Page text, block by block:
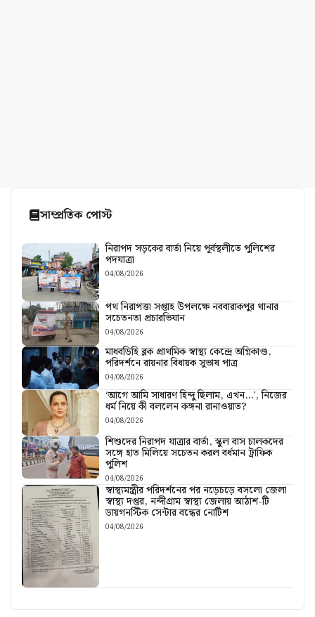
সাম্প্রতিক পোস্ট
নিরাপদ সড়কের বার্তা নিয়ে পূর্বস্থলীতে পুলিশের
পদযাত্রা
04/08/2026
পথ নিরাপত্তা সপ্তাহ উপলক্ষে নববারাকপুর থানার
সচেতনতা প্রচারভিযান
04/08/2026
মাধবডিহি ব্লক প্রাথমিক স্বাস্থ্য কেন্দ্রে অগ্নিকাণ্ড,
পরিদর্শনে রায়নার বিধায়ক সুভাষ পাত্র
04/08/2026
‘আগে আমি সাধারণ হিন্দু ছিলাম, এখন…’, নিজের
ধর্ম নিয়ে কী বললেন কঙ্গনা রানাওয়াত?
04/08/2026
শিশুদের নিরাপদ যাত্রার বার্তা, স্কুল বাস চালকদের
সঙ্গে হাত মিলিয়ে সচেতন করল বর্ধমান ট্রাফিক
পুলিশ
04/08/2026
স্বাস্থ্যমন্ত্রীর পরিদর্শনের পর নড়েচড়ে বসলো জেলা
স্বাস্থ্য দপ্তর, নন্দীগ্রাম স্বাস্থ্য জেলায় আঠাশ-টি
ডায়গনস্টিক সেন্টার বন্ধের নোটিশ
04/08/2026